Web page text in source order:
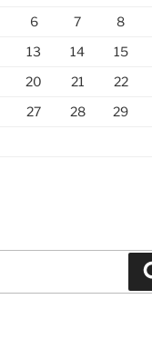
6 7 8
13 14 15
20 21 22
27 28 29